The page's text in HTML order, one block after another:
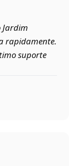
rapidamente.
suporte